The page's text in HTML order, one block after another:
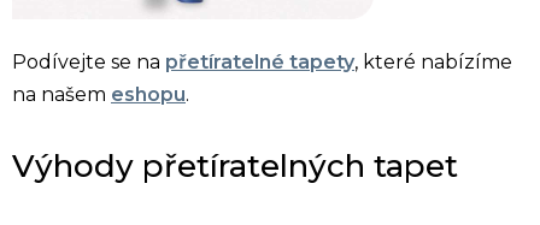
Podívejte se na přetíratelné tapety, které nabízíme
na našem eshopu.
Výhody přetíratelných tapet